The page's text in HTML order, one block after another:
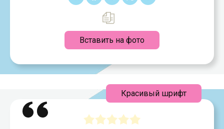
Вставить на фото
Красивый шрифт